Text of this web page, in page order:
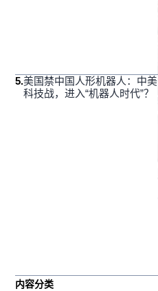
5.美国禁中国人形机器人：中美
科技战，进入“机器人时代”？
内容分类